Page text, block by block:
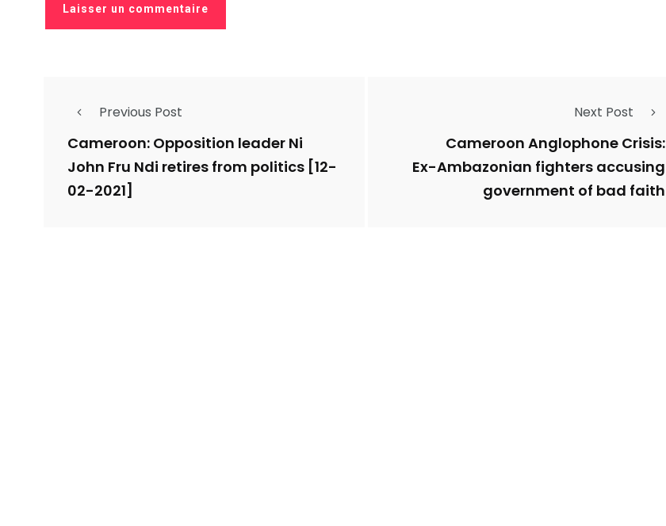
Previous Post
Cameroon: Opposition leader Ni
John Fru Ndi retires from politics [12-
02-2021]
Next Post
Cameroon Anglophone Crisis:
Ex-Ambazonian fighters accusing
government of bad faith